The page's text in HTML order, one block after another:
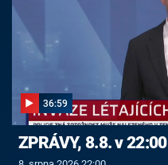
36:59
ZPRÁVY, 8.8. v 22:00